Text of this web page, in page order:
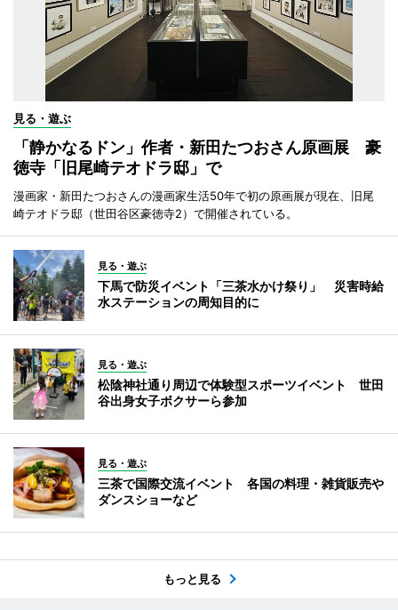
見る・遊ぶ
「静かなるドン」作者・新田たつおさん原画展 豪
徳寺「旧尾崎テオドラ邸」で
漫画家・新田たつおさんの漫画家生活50年で初の原画展が現在、旧尾
崎テオドラ邸（世田谷区豪徳寺2）で開催されている。
見る・遊ぶ
下馬で防災イベント「三茶水かけ祭り」 災害時給
水ステーションの周知目的に
見る・遊ぶ
松陰神社通り周辺で体験型スポーツイベント 世田
谷出身女子ボクサーら参加
見る・遊ぶ
三茶で国際交流イベント 各国の料理・雑貨販売や
ダンスショーなど
もっと見る